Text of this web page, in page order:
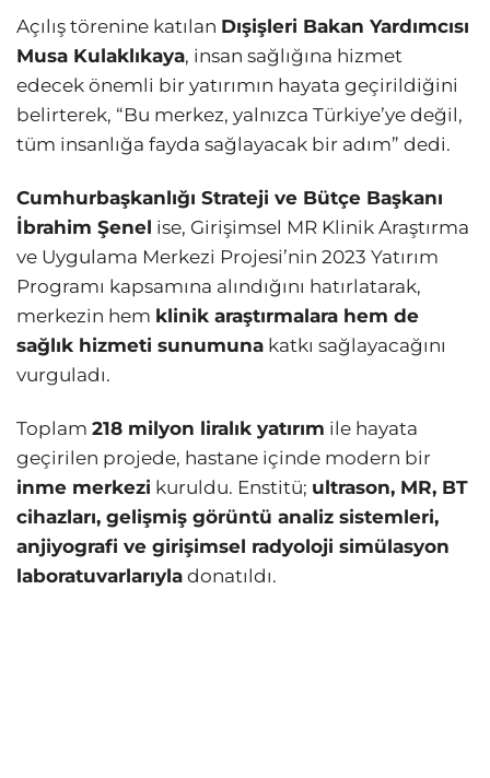
Açılış törenine katılan Dışişleri Bakan Yardımcısı
Musa Kulaklıkaya, insan sağlığına hizmet
edecek önemli bir yatırımın hayata geçirildiğini
belirterek, “Bu merkez, yalnızca Türkiye’ye değil,
tüm insanlığa fayda sağlayacak bir adım” dedi.
Cumhurbaşkanlığı Strateji ve Bütçe Başkanı
İbrahim Şenel ise, Girişimsel MR Klinik Araştırma
ve Uygulama Merkezi Projesi’nin 2023 Yatırım
Programı kapsamına alındığını hatırlatarak,
merkezin hem klinik araştırmalara hem de
sağlık hizmeti sunumuna katkı sağlayacağını
vurguladı.
Toplam 218 milyon liralık yatırım ile hayata
geçirilen projede, hastane içinde modern bir
inme merkezi kuruldu. Enstitü; ultrason, MR, BT
cihazları, gelişmiş görüntü analiz sistemleri,
anjiyografi ve girişimsel radyoloji simülasyon
laboratuvarlarıyla donatıldı.